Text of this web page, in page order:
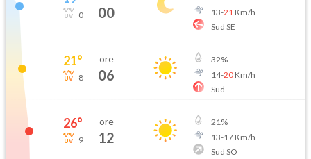
0 00
13-21 Km/h
Sud SE
21°
8
ore
06
32%
14-20Km/h
Sud
26°
9
ore
12
21%
13-17Km/h
Sud SO